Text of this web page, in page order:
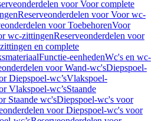
voor Voor complete
Reserveonderdelen voor Voor wc-
voor ToebehorenVoor
wc-zittingenReserveonderdelen voor
en complete
Functie-eenhedenWc's en wc-
voor Wand-wc'sDiepspoel-
Diepspoel-wc’sVlakspoel-
Vlakspoel-wc’sStaande
Staande wc'sDiepspoel-wc's voor
voor Diepspoel-wc's voor